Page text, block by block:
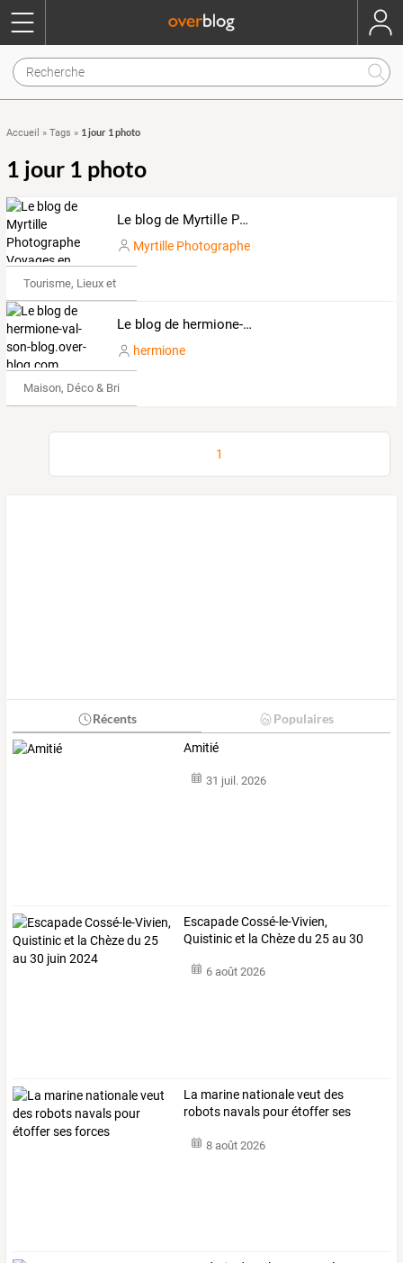
Accueil » Tags » 1 jour 1 photo
1 jour 1 photo
Le blog de Myrtille Photographe Voyages en Palestine
Myrtille Photographe
Tourisme, Lieux et Événements
Le blog de hermione-val-son-blog.over-blog.com
hermione
Maison, Déco & Bricolage
1
Récents Populaires
Amitié
31 juil. 2026
Escapade Cossé-le-Vivien,
Quistinic et la Chèze du 25 au 30
6 août 2026
La marine nationale veut des
robots navals pour étoffer ses
8 août 2026